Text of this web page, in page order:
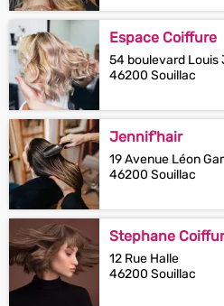
Espace Coiffure
54 boulevard Louis
46200 Souillac
Jennif'hair
19 Avenue Léon
46200 Souillac
Stephane
12 Rue Halle
46200 Souillac